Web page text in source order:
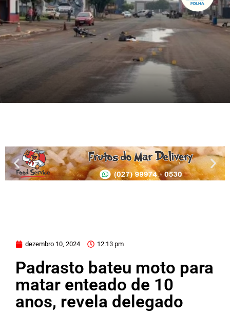
dezembro 10, 2024 12:13 pm
Padrasto bateu moto para
matar enteado de 10
anos, revela delegado